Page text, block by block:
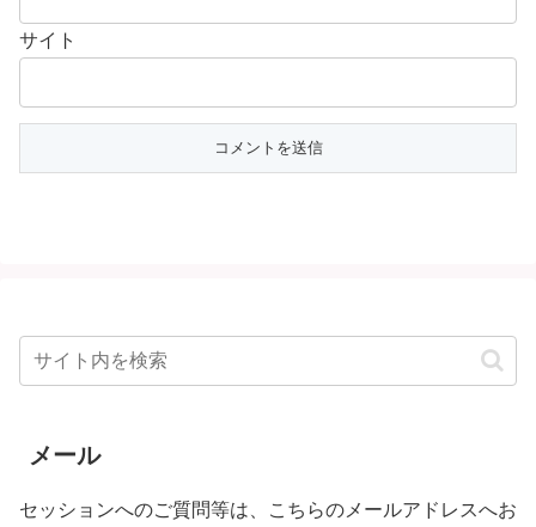
サイト
メール
セッションへのご質問等は、こちらのメールアドレスへお